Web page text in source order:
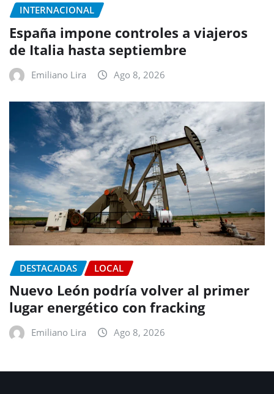
INTERNACIONAL
España impone controles a viajeros
de Italia hasta septiembre
Emiliano Lira Ago 8, 2026
DESTACADAS LOCAL
Nuevo León podría volver al primer
lugar energético con fracking
Emiliano Lira Ago 8, 2026